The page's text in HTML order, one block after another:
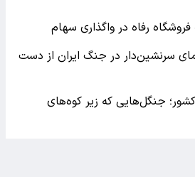
رفاه در واگذاری سهام
7 هواپیمای سرنشین‌دار در جنگ ایران از دست
جنگل‌هایی که زیر کوه‌های